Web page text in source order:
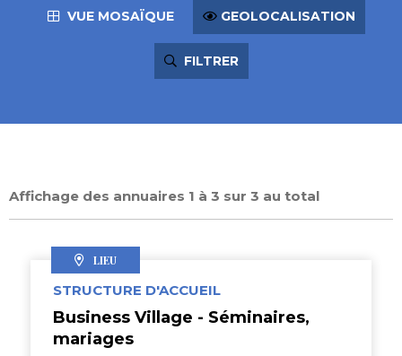
VUE MOSAÏQUE GEOLOCALISATION
FILTRER
Affichage des annuaires 1 à 3 sur 3 au total
LIEU
STRUCTURE D'ACCUEIL
Business Village - Séminaires,
mariages